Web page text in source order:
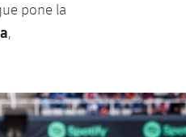
pone la
,